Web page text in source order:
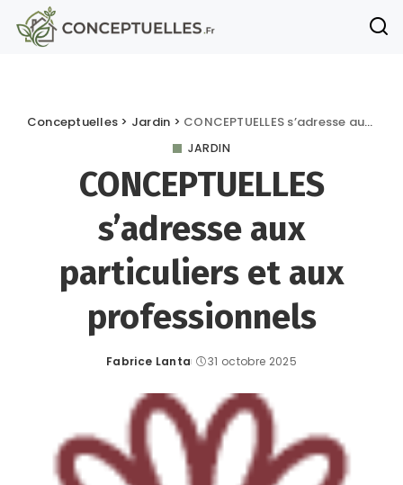
Conceptuelles > Jardin > CONCEPTUELLES s’adresse aux particuliers et aux professionnels
JARDIN
CONCEPTUELLES
s’adresse aux
particuliers et aux
professionnels
Posted
Fabrice Lanta 31 octobre 2025